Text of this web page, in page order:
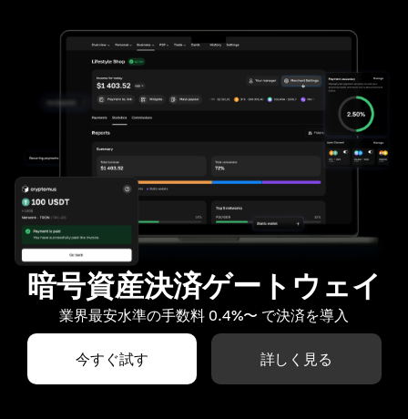
暗号資産決済ゲートウェイ
業界最安水準の手数料 0.4%〜 で決済を導入
今すぐ試す 詳しく見る